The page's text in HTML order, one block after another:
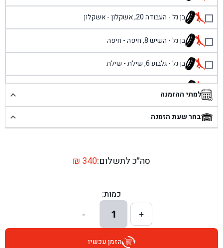
בן גל - העבודה 20, אשקלון - אשקלון
בן גל - השיש 8, חיפה - חיפה
בן גל - גלבוע 6, שילת - שילת
בן גל - פוריידיס, כניסה צפונית מול כביש 4 - פרדיס
בן גל - שכונת אזור תעשייה זעירה, עיילבון - עיילבון
בן גל - דרך השבעה 20, אזור - אזור
בן גל - הרצל 6, גדרה - גדרה
בן גל - שדרות דוד בן גוריון 8, באר שבע - באר שבע
למתי ההזמנה
בחר שעת הזמנה
סה״כ לתשלום: ₪ 340
כמות:
+
1
-
הזמן עכשיו